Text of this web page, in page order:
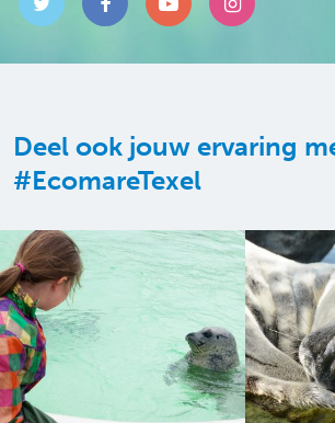
Deel ook jouw ervaring
#EcomareTexel